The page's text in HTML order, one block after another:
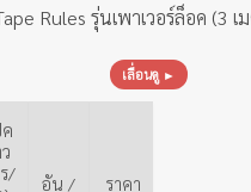
Rules รุ่นเพาเวอร์ล็อค (3 เ
เลื่อนดู ►
/
อัน /
ราคา